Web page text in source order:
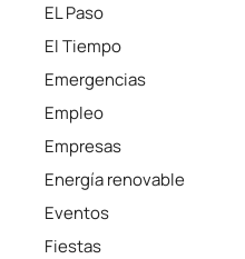
EL Paso
El Tiempo
Emergencias
Empleo
Empresas
Energía renovable
Eventos
Fiestas